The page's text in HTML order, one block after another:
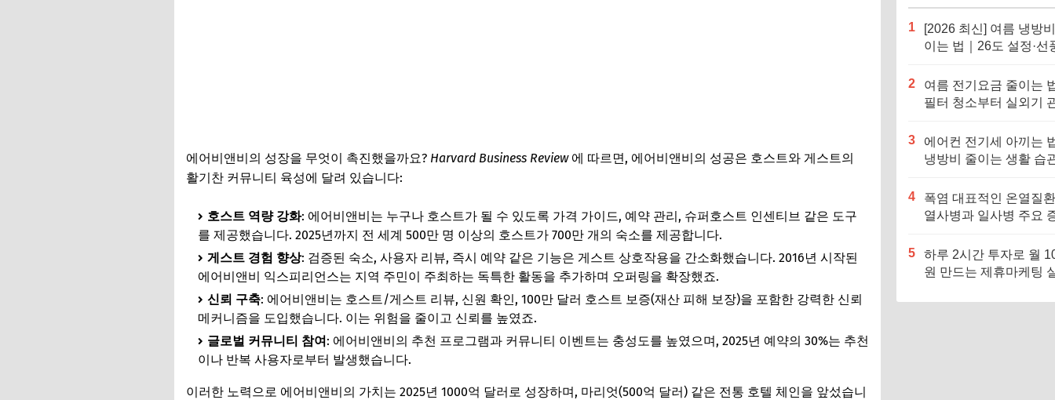
에어비앤비의 성장을 무엇이 촉진했을까요? Harvard Business Review에 따르면, 에어비앤비의 성공은 호스트와 게스트의
활기찬 커뮤니티 육성에 달려 있습니다:
호스트 역량 강화: 에어비앤비는 누구나 호스트가 될 수 있도록 가격 가이드, 예약 관리, 슈퍼호스트 인센티브 같은 도구
를 제공했습니다. 2025년까지 전 세계 500만 명 이상의 호스트가 700만 개의 숙소를 제공합니다.
게스트 경험 향상: 검증된 숙소, 사용자 리뷰, 즉시 예약 같은 기능은 게스트 상호작용을 간소화했습니다. 2016년 시작된
에어비앤비 익스피리언스는 지역 주민이 주최하는 독특한 활동을 추가하며 오퍼링을 확장했죠.
신뢰 구축: 에어비앤비는 호스트/게스트 리뷰, 신원 확인, 100만 달러 호스트 보증(재산 피해 보장)을 포함한 강력한 신뢰
메커니즘을 도입했습니다. 이는 위험을 줄이고 신뢰를 높였죠.
글로벌 커뮤니티 참여: 에어비앤비의 추천 프로그램과 커뮤니티 이벤트는 충성도를 높였으며, 2025년 예약의 30%는 추천
이나 반복 사용자로부터 발생했습니다.
이러한 노력으로 에어비앤비의 가치는 2025년 1000억 달러로 성장하며, 마리엇(500억 달러) 같은 전통 호텔 체인을 앞섰습니
1
[2026 최신] 여름 냉방
이는 법｜26도 설정·선
2
여름 전기요금 줄이는
필터 청소부터 실외기
3
에어컨 전기세 아끼는
냉방비 줄이는 생활 습
4
폭염 대표적인 온열질
열사병과 일사병 주요
5
하루 2시간 투자로 월
원 만드는 제휴마케팅